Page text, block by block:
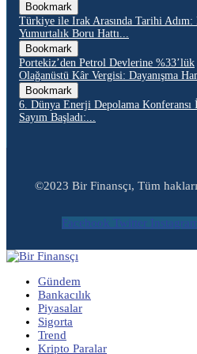
Bookmark
Türkiye ile Irak Arasında Tarihi
Yumurtalık Boru Hattı...
Bookmark
Portekiz’den Petrol Devlerine %33’lük
Olağanüstü Kâr Vergisi: Dayanışma
Bookmark
6. Dünya Enerji Depolama Konferansı
Sayım Başladı:...
©2023 Bir Finansçı, Tüm hakları
Facebook Twitter Instagram
Gündem
Bankacılık
Piyasalar
Sigorta
Trend
Kripto Paralar